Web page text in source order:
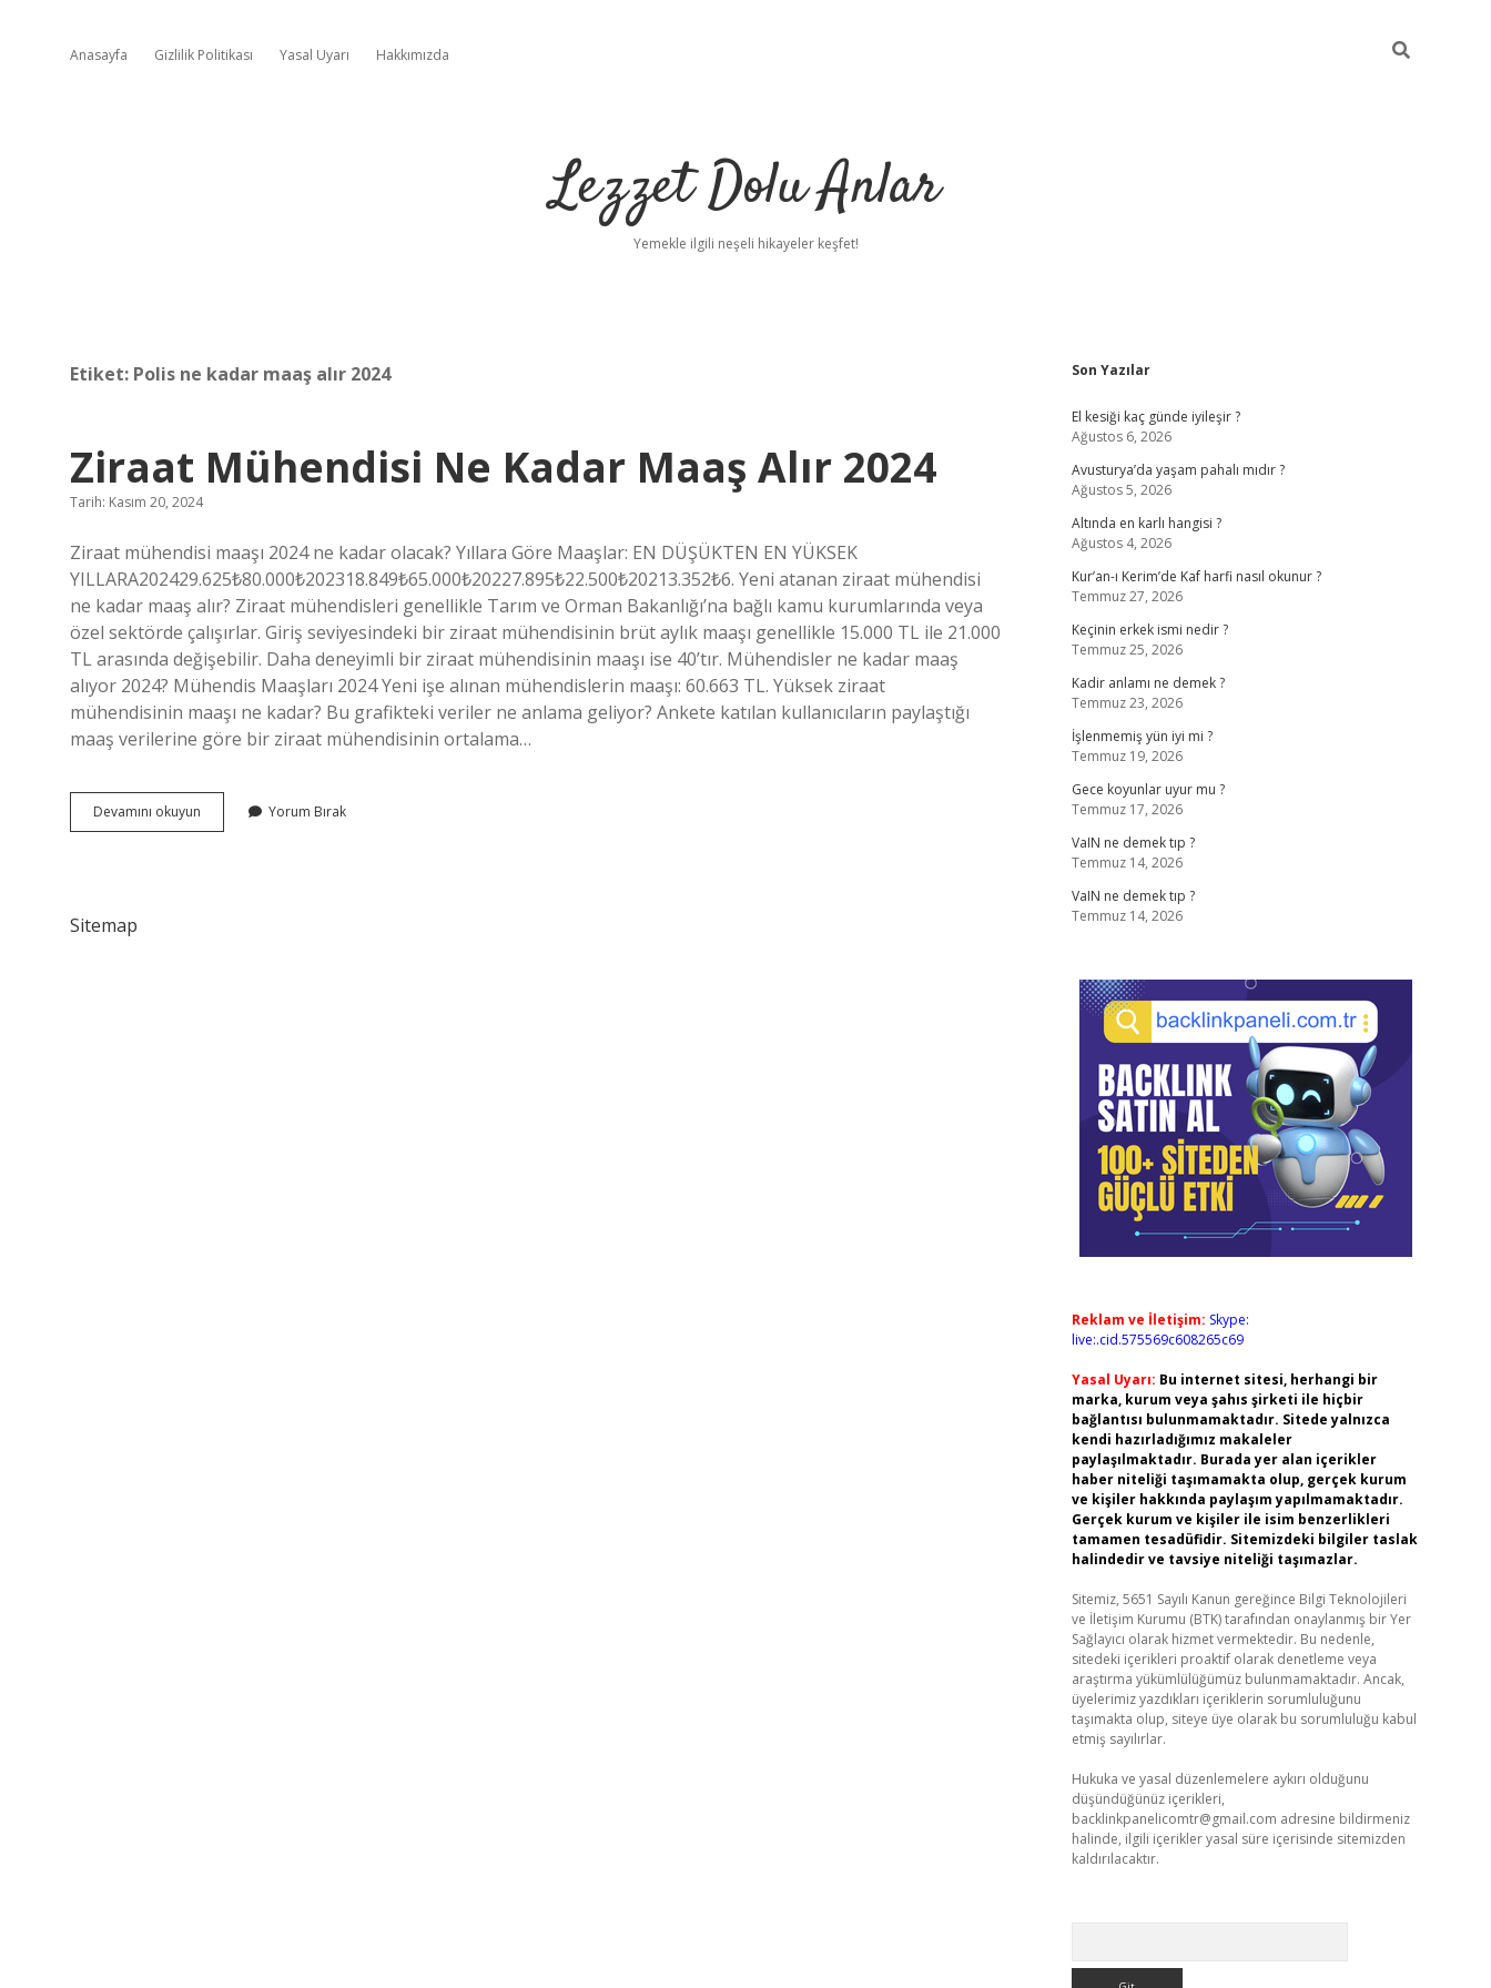
Anasayfa Gizlilik Politikası Yasal Uyarı Hakkımızda
Lezzet Dolu Anlar
Yemekle ilgili neşeli hikayeler keşfet!
Etiket: Polis ne kadar maaş alır 2024
Ziraat Mühendisi Ne Kadar Maaş Alır 2024
Tarih: Kasım 20, 2024
Ziraat mühendisi maaşı 2024 ne kadar olacak? Yıllara Göre Maaşlar: EN DÜŞÜKTEN EN YÜKSEK
YILLARA202429.625₺80.000₺202318.849₺65.000₺20227.895₺22.500₺20213.352₺6. Yeni atanan ziraat mühendisi
ne kadar maaş alır? Ziraat mühendisleri genellikle Tarım ve Orman Bakanlığı’na bağlı kamu kurumlarında veya
özel sektörde çalışırlar. Giriş seviyesindeki bir ziraat mühendisinin brüt aylık maaşı genellikle 15.000 TL ile 21.000
TL arasında değişebilir. Daha deneyimli bir ziraat mühendisinin maaşı ise 40’tır. Mühendisler ne kadar maaş
alıyor 2024? Mühendis Maaşları 2024 Yeni işe alınan mühendislerin maaşı: 60.663 TL. Yüksek ziraat
mühendisinin maaşı ne kadar? Bu grafikteki veriler ne anlama geliyor? Ankete katılan kullanıcıların paylaştığı
maaş verilerine göre bir ziraat mühendisinin ortalama…
Devamını okuyun
Mühendisi
Yorum Bırak
Sitemap
Sidebar
Son Yazılar
El kesiği kaç günde iyileşir ?
Ağustos 6, 2026
Avusturya’da yaşam pahalı mıdır ?
Ağustos 5, 2026
Altında en karlı hangisi ?
Ağustos 4, 2026
Kur’an-ı Kerim’de Kaf harfi nasıl okunur ?
Temmuz 27, 2026
Keçinin erkek ismi nedir ?
Temmuz 25, 2026
Kadir anlamı ne demek ?
Temmuz 23, 2026
İşlenmemiş yün iyi mi ?
Temmuz 19, 2026
Gece koyunlar uyur mu ?
Temmuz 17, 2026
VaIN ne demek tıp ?
Temmuz 14, 2026
VaIN ne demek tıp ?
Temmuz 14, 2026
Reklam ve İletişim: Skype:
live:.cid.575569c608265c69
Yasal Uyarı: Bu internet sitesi, herhangi bir
marka, kurum veya şahıs şirketi ile hiçbir
bağlantısı bulunmamaktadır. Sitede yalnızca
kendi hazırladığımız makaleler
paylaşılmaktadır. Burada yer alan içerikler
haber niteliği taşımamakta olup, gerçek kurum
ve kişiler hakkında paylaşım yapılmamaktadır.
Gerçek kurum ve kişiler ile isim benzerlikleri
tamamen tesadüfidir. Sitemizdeki bilgiler taslak
halindedir ve tavsiye niteliği taşımazlar.
Sitemiz, 5651 Sayılı Kanun gereğince Bilgi Teknolojileri
ve İletişim Kurumu (BTK) tarafından onaylanmış bir Yer
Sağlayıcı olarak hizmet vermektedir. Bu nedenle,
sitedeki içerikleri proaktif olarak denetleme veya
araştırma yükümlülüğümüz bulunmamaktadır. Ancak,
üyelerimiz yazdıkları içeriklerin sorumluluğunu
taşımakta olup, siteye üye olarak bu sorumluluğu kabul
etmiş sayılırlar.
Hukuka ve yasal düzenlemelere aykırı olduğunu
düşündüğünüz içerikleri,
backlinkpanelicomtr@gmail.com adresine bildirmeniz
halinde, ilgili içerikler yasal süre içerisinde sitemizden
kaldırılacaktır.
ilbet giriş